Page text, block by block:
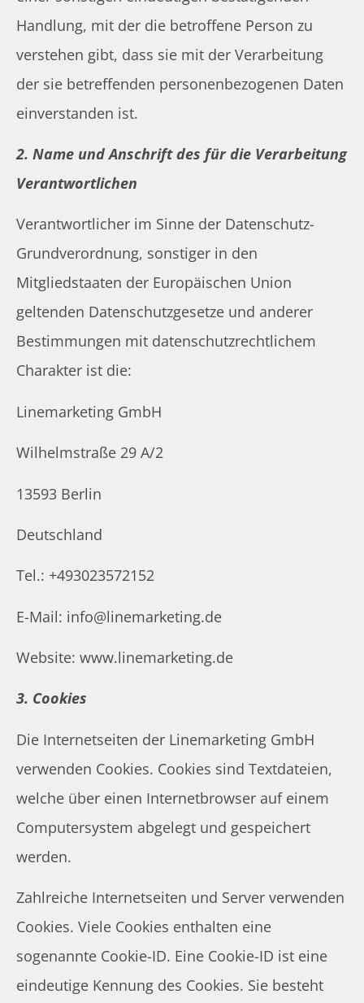
Handlung, mit der die betroffene Person zu
verstehen gibt, dass sie mit der Verarbeitung
der sie betreffenden personenbezogenen Daten
einverstanden ist.
2. Name und Anschrift des für die Verarbeitung
Verantwortlichen
Verantwortlicher im Sinne der Datenschutz-
Grundverordnung, sonstiger in den
Mitgliedstaaten der Europäischen Union
geltenden Datenschutzgesetze und anderer
Bestimmungen mit datenschutzrechtlichem
Charakter ist die:
Linemarketing GmbH
Wilhelmstraße 29 A/2
13593 Berlin
Deutschland
Tel.: +493023572152
E-Mail: info@linemarketing.de
Website: www.linemarketing.de
3. Cookies
Die Internetseiten der Linemarketing GmbH
verwenden Cookies. Cookies sind Textdateien,
welche über einen Internetbrowser auf einem
Computersystem abgelegt und gespeichert
werden.
Zahlreiche Internetseiten und Server verwenden
Cookies. Viele Cookies enthalten eine
sogenannte Cookie-ID. Eine Cookie-ID ist eine
eindeutige Kennung des Cookies. Sie besteht